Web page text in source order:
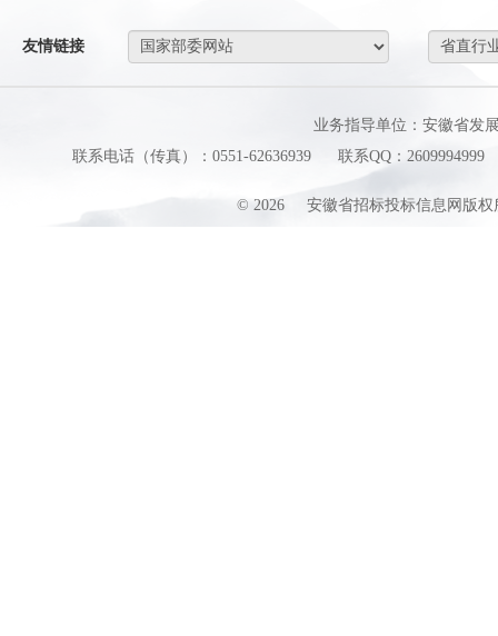
友情链接
业务指导单位：安徽省发
联系电话（传真）：0551-62636939
联系QQ：2609994999
© 2026 安徽省招标投标信息网版